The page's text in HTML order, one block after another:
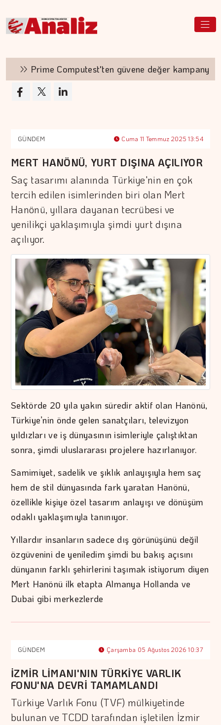
Prime Computest'ten güvene değer kampanya
GÜNDEM Cuma 11 Temmuz 2025 13:54
MERT HANÖNÜ, YURT DIŞINA AÇILIYOR
Saç tasarımı alanında Türkiye'nin en çok
tercih edilen isimlerinden biri olan Mert
Hanönü, yıllara dayanan tecrübesi ve
yenilikçi yaklaşımıyla şimdi yurt dışına
açılıyor.
Sektörde 20 yıla yakın süredir aktif olan Hanönü,
Türkiye’nin önde gelen sanatçıları, televizyon
yıldızları ve iş dünyasının isimleriyle çalıştıktan
sonra, şimdi uluslararası projelere hazırlanıyor.
Samimiyet, sadelik ve şıklık anlayışıyla hem saç
hem de stil dünyasında fark yaratan Hanönü,
özellikle kişiye özel tasarım anlayışı ve dönüşüm
odaklı yaklaşımıyla tanınıyor.
Yıllardır insanların sadece dış görünüşünü değil
özgüvenini de yeniledim şimdi bu bakış açısını
dünyanın farklı şehirlerini taşımak istiyorum diyen
Mert Hanönü ilk etapta Almanya Hollanda ve
Dubai gibi merkezlerde
GÜNDEM Çarşamba 05 Ağustos 2026 10:37
İZMİR LİMANI'NIN TÜRKİYE VARLIK
FONU'NA DEVRİ TAMAMLANDI
Türkiye Varlık Fonu (TVF) mülkiyetinde
bulunan ve TCDD tarafından işletilen İzmir